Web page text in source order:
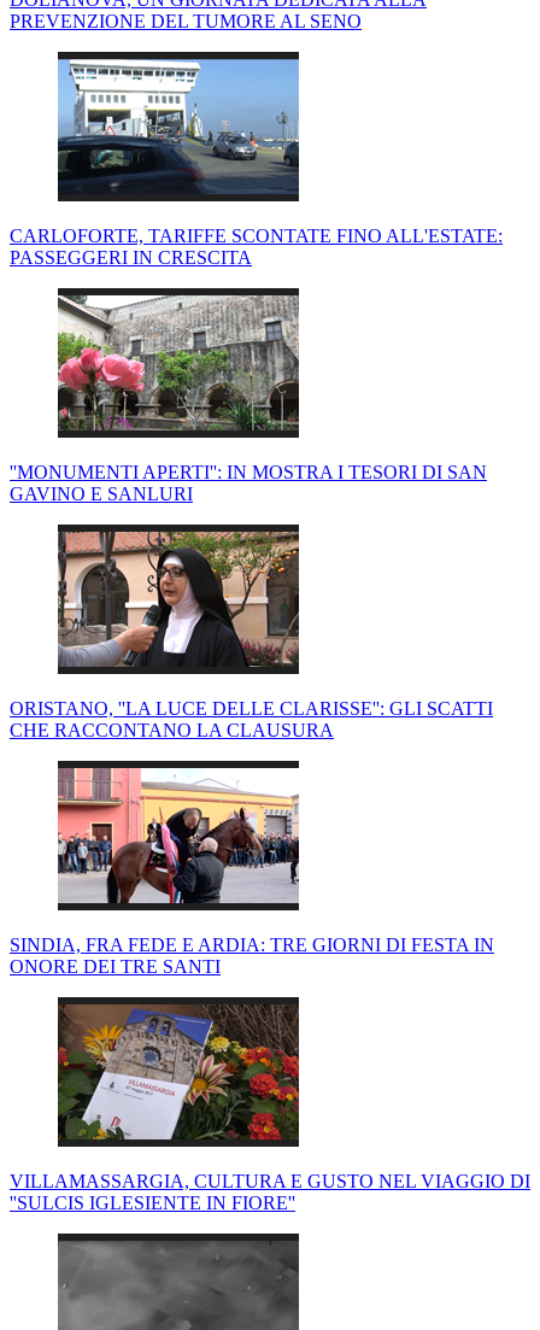
PREVENZIONE DEL TUMORE AL SENO
CARLOFORTE, TARIFFE SCONTATE FINO ALL'ESTATE:
PASSEGGERI IN CRESCITA
''MONUMENTI APERTI'': IN MOSTRA I TESORI DI SAN
GAVINO E SANLURI
ORISTANO, ''LA LUCE DELLE CLARISSE'': GLI SCATTI
CHE RACCONTANO LA CLAUSURA
SINDIA, FRA FEDE E ARDIA: TRE GIORNI DI FESTA IN
ONORE DEI TRE SANTI
VILLAMASSARGIA, CULTURA E GUSTO NEL VIAGGIO DI
''SULCIS IGLESIENTE IN FIORE''